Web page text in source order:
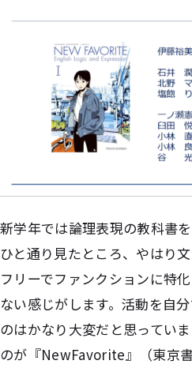
新学年では論理表現の教科書
ひと通り見たところ、やはり
フリーでファンクションに特
ない感じがします。活動を自
のはかなり大変だと思ってい
のが『NewFavorite』（東京